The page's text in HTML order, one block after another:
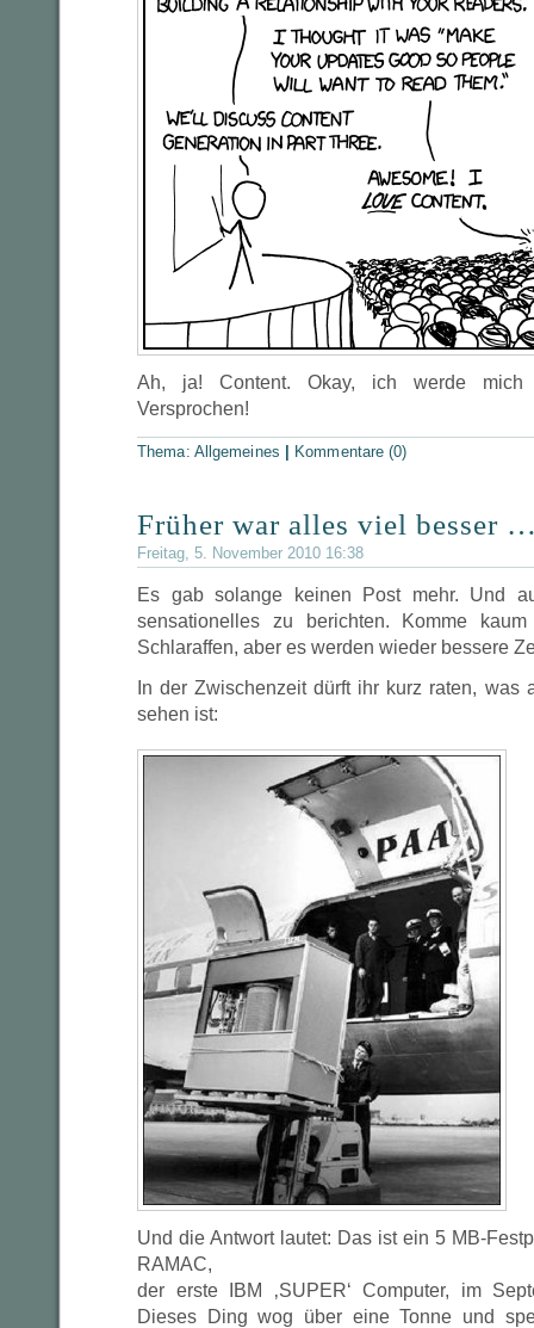
Ah, ja! Content. Okay, ich werde mich
Versprochen!
Thema: Allgemeines Kommentare (0)
Früher war alles viel besser
Freitag, 5. November 2010 16:38
Es gab solange keinen Post mehr. Und
sensationelles zu berichten. Komme
Schlaraffen, aber es werden wieder bessere
In der Zwischenzeit dürft ihr kurz raten, was
sehen ist:
Und die Antwort lautet: Das ist ein 5 MB-
RAMAC,
der erste IBM ‚SUPER‘ Computer, im
Dieses Ding wog über eine Tonne und